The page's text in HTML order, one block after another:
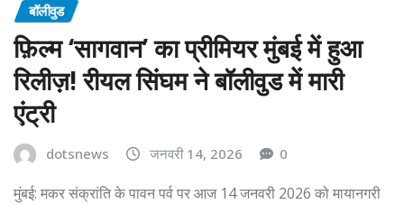
बॉलीवुड
फ़िल्म ‘सागवान’ का प्रीमियर मुंबई में हुआ
रिलीज़! रीयल सिंघम ने बॉलीवुड में मारी
एंट्री
dotsnews जनवरी 14, 2026 0
मुंबई: मकर संक्रांति के पावन पर्व पर आज 14 जनवरी 2026 को मायानगरी